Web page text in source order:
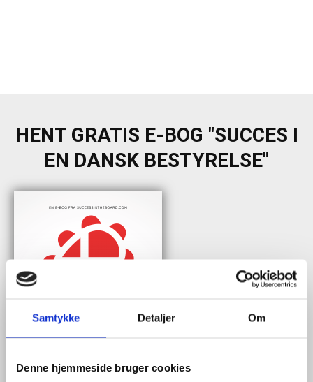
Samtykke Detaljer Om
Denne hjemmeside bruger cookies
HENT GRATIS E-BOG "SUCCES I
EN DANSK BESTYRELSE"